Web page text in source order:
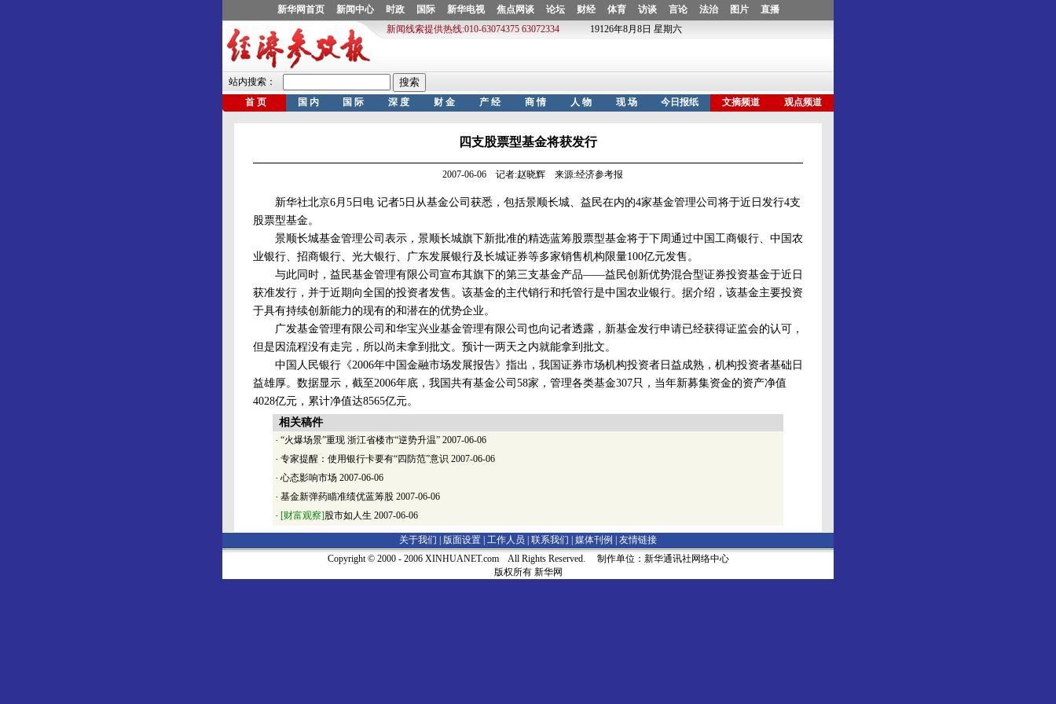
四支股票型基金将获发行
2007-06-06 记者:赵晓辉 来源:经济参考报
新华社北京6月5日电 记者5日从基金公司获悉，包括景顺长城、益民在内的4家基金管理公司将于近日发行4支
股票型基金。
景顺长城基金管理公司表示，景顺长城旗下新批准的精选蓝筹股票型基金将于下周通过中国工商银行、中国农
业银行、招商银行、光大银行、广东发展银行及长城证券等多家销售机构限量100亿元发售。
与此同时，益民基金管理有限公司宣布其旗下的第三支基金产品——益民创新优势混合型证券投资基金于近日
获准发行，并于近期向全国的投资者发售。该基金的主代销行和托管行是中国农业银行。据介绍，该基金主要投资
于具有持续创新能力的现有的和潜在的优势企业。
广发基金管理有限公司和华宝兴业基金管理有限公司也向记者透露，新基金发行申请已经获得证监会的认可，
但是因流程没有走完，所以尚未拿到批文。预计一两天之内就能拿到批文。
中国人民银行《2006年中国金融市场发展报告》指出，我国证券市场机构投资者日益成熟，机构投资者基础日
益雄厚。数据显示，截至2006年底，我国共有基金公司58家，管理各类基金307只，当年新募集资金的资产净值
4028亿元，累计净值达8565亿元。
相关稿件
· “火爆场景”重现 浙江省楼市“逆势升温” 2007-06-06
· 专家提醒：使用银行卡要有“四防范”意识 2007-06-06
· 心态影响市场 2007-06-06
· 基金新弹药瞄准绩优蓝筹股 2007-06-06
· [财富观察]股市如人生 2007-06-06
关于我们 | 版面设置 工作人员 联系我们 媒体刊例
友情链接
Copyright © 2000 - 2006 XINHUANET.com All Rights Reserved. 制作单位：新华通讯社网络中心
版权所有 新华网